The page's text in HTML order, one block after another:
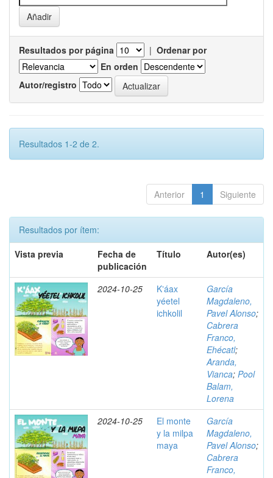
Resultados por página | Ordenar por
En orden
Autor/registro
Resultados 1-2 de 2.
Anterior 1 Siguiente
Resultados por ítem:
Vista previa
Fecha de
publicación
Título Autor(es)
2024-10-25
Kʼáax
yéetel
ichkolil
García
Magdaleno,
Pavel Alonso;
Cabrera
Franco,
Ehécatl;
Aranda,
Vianca; Pool
Balam,
Lorena
2024-10-25
El monte
y la milpa
maya
García
Magdaleno,
Pavel Alonso;
Cabrera
Franco,